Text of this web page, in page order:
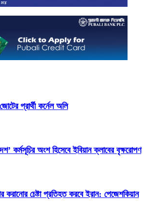
প্রার্থী কর্নেল অলি
কর্মসূচির অংশ হিসেবে ইবিয়ান ক্লাবের বৃক্ষরোপণ
করানোর চেষ্টা প্রতিহত করবে ইরান: পেজেশকিয়ান